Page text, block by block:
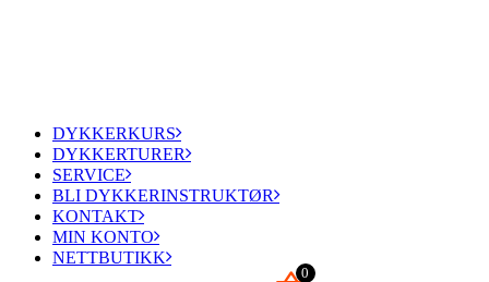
DYKKERKURS
DYKKERTURER
SERVICE
BLI DYKKERINSTRUKTØR
KONTAKT
MIN KONTO
NETTBUTIKK
0